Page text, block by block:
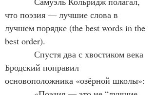
что поэзия — лучшие слова в
лучшем порядке (the best words in the
best order).
Бродский поправил
основоположника «озёрной школы»: